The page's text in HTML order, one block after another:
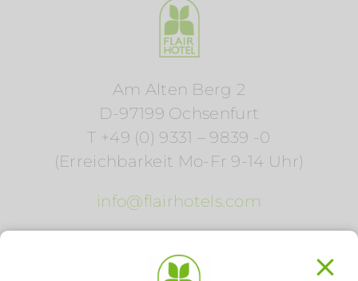
Am Alten Berg 2
D-97199 Ochsenfurt
T +49 (0) 9331 – 9839 -0
(Erreichbarkeit Mo-Fr 9-14 Uhr)
info@flairhotels.com